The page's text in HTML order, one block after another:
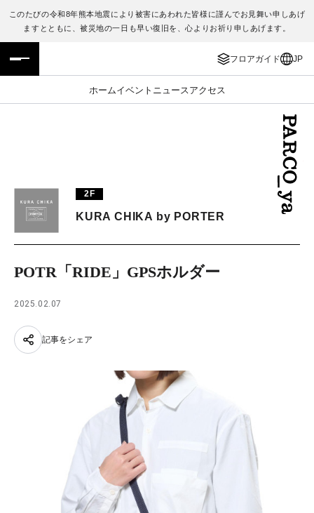
このたびの令和8年熊本地震により被害にあわれた皆様に謹んでお見舞い申しあげ
ますとともに、被災地の一日も早い復旧を、心よりお祈り申しあげます。
フロアガイド JP
ホームイベント ニュース アクセス
フロアガイド
施設案内・アクセス
TAX FREE
ENGLISH
繁体字
日本語
2F
KURA CHIKA by PORTER
POTR「RIDE」GPSホルダー
2025.02.07
記事をシェア